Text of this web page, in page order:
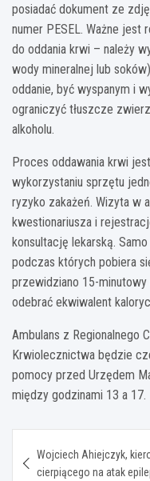
posiadać dokument ze
numer PESEL. Ważne jest
do oddania krwi – należy
wody mineralnej lub
oddanie, być wyspanym i
ograniczyć tłuszcze
alkoholu.
Proces oddawania krwi
wykorzystaniu sprzętu
ryzyko zakażeń. Wizyta w
kwestionariusza i
konsultację lekarską.
podczas których pobiera
przewidziano 15-
odebrać ekwiwalent
Ambulans z Regionalnego
Krwiolecznictwa będzie
pomocy przed Urzędem
między godzinami 13 a 17.
wpisu
Wojciech Ahiejczyk,
cierpiącego na atak